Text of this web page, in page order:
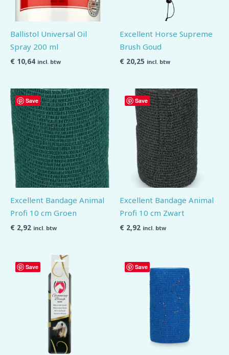
Ballistol Universal Oil
Spray 200 ml
€ 10,64 incl. btw
Excellent Horse Supreme
Brush Goud
€ 20,25 incl. btw
Save
Excellent Bandage Animal
Profi 10 cm Groen
€ 2,92 incl. btw
Save
Excellent Bandage Animal
Profi 10 cm Zwart
€ 2,92 incl. btw
Save Save